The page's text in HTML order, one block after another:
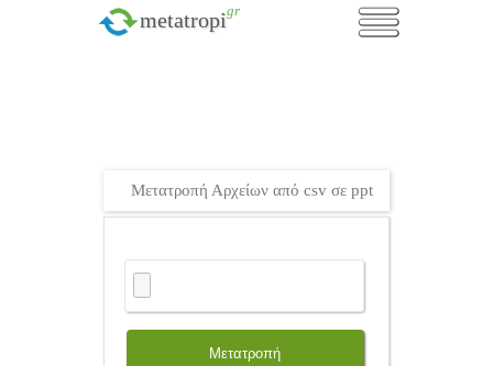
metatropi.gr
Μετατροπή Αρχείων από csv σε ppt
Μετατροπή